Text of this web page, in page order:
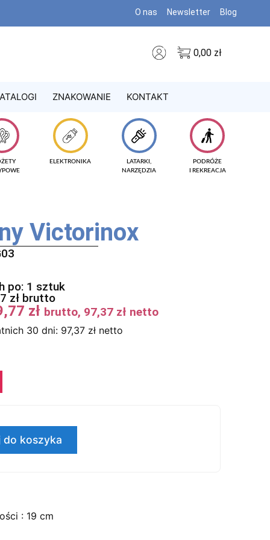
O nas Newsletter Blog
0,00 zł
ZNAKOWANIE KONTAKT
ELEKTRONIKA
LATARKI,
NARZĘDZIA
PODRÓŻE
I REKREACJA
Victorinox
po: 1 sztuk
zł brutto
zł brutto, 97,37 zł netto
30 dni: 97,37 zł netto
do koszyka
: 19 cm